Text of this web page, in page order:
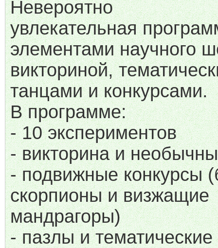
Невероятно
увлекательная
элементами научного
викториной,
танцами и конкурсами.
В программе:
- 10 экспериментов
- викторина и
- подвижные конкурсы
скорпионы и визжащие
мандрагоры)
- пазлы и